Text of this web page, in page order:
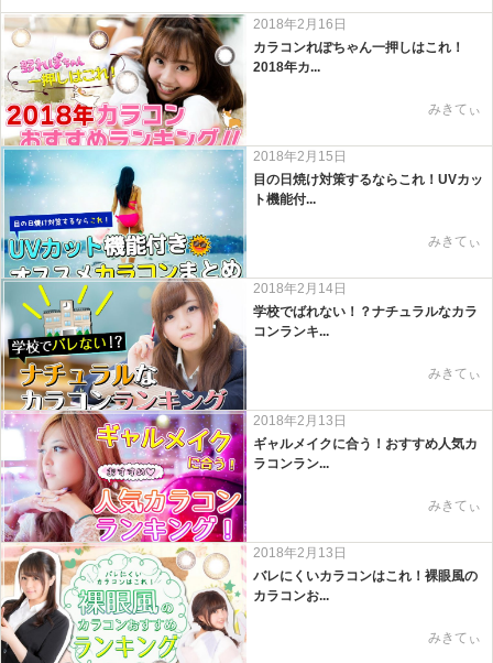
2018年2月16日
カラコンれぽちゃん一押しはこれ！
2018年カ...
みきてぃ
2018年2月15日
目の日焼け対策するならこれ！UVカッ
ト機能付...
みきてぃ
2018年2月14日
学校でばれない！？ナチュラルなカラ
コンランキ...
みきてぃ
2018年2月13日
ギャルメイクに合う！おすすめ人気カ
ラコンラン...
みきてぃ
2018年2月13日
バレにくいカラコンはこれ！裸眼風の
カラコンお...
みきてぃ